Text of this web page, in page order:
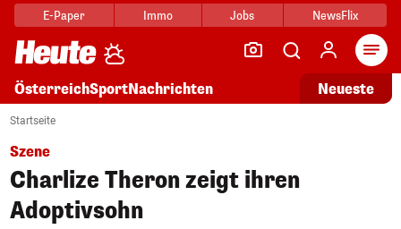
E-Paper Immo Jobs NewsFlix
ÖsterreichSportNachrichten Neueste
Startseite
Szene
Charlize Theron zeigt ihren
Adoptivsohn